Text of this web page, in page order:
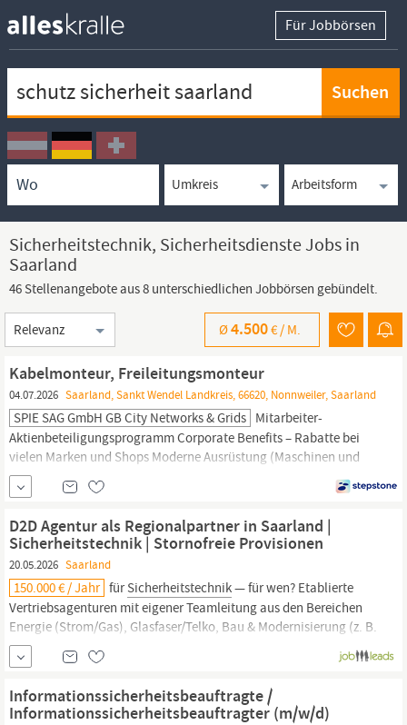
Für Jobbörsen
Ortssuche
Umkreissuche
Arbeitsform
Sicherheitstechnik, Sicherheitsdienste Jobs in
Saarland
46 Stellenangebote aus 8 unterschiedlichen Jobbörsen gebündelt.
Sortierung
Ø4.500€ / M.
Kabelmonteur, Freileitungsmonteur
04.07.2026 Saarland, Sankt Wendel Landkreis, 66620, Nonnweiler, Saarland
SPIE SAG GmbH GB City Networks & Grids Mitarbeiter-
Aktienbeteiligungsprogramm Corporate Benefits – Rabatte bei
vielen Marken und Shops Moderne Ausrüstung (Maschinen und
Fuhrpark) sowie Bereitstellung der persönlichen
Schutzausrüstung
/ hochwertiger Arbeitskleidung und hohe
Weiterbildungsprogramme durch die SPIE...
D2D Agentur als Regionalpartner in Saarland |
Sicherheitstechnik | Stornofreie Provisionen
20.05.2026 Saarland
150.000 € / Jahr fürSicherheitstechnik— für wen? Etablierte
Vertriebsagenturen mit eigener Teamleitung aus den Bereichen
Energie (Strom/Gas), Glasfaser/Telko, Bau & Modernisierung (z. B.
Heim & Haus, Fenster, Dach, Dämmung), Heizung/Solar oder
vergleichbaren D2D-Vertikalen in
Ihr habt ein Team, ihr
als profitable...
Informationssicherheitsbeauftragte /
Informationssicherheitsbeauftragter (m/w/d)